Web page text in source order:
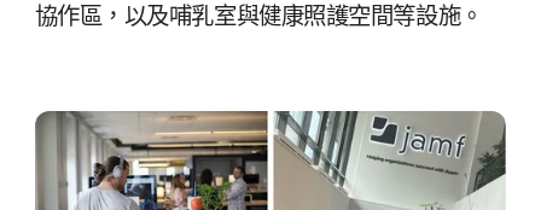
協作區，​以及​哺乳室​與​健康​照護​空間​等​設施。